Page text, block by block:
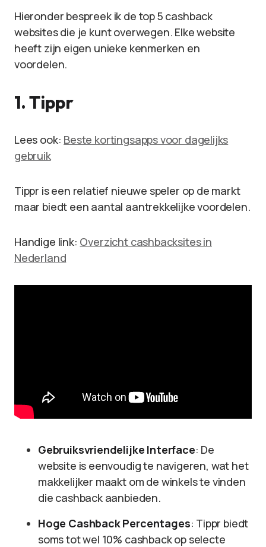
Hieronder bespreek ik de top 5 cashback
websites die je kunt overwegen. Elke website
heeft zijn eigen unieke kenmerken en
voordelen.
1.Tippr
Lees ook: Beste kortingsapps voor dagelijks
gebruik
Tippr is een relatief nieuwe speler op de markt
maar biedt een aantal aantrekkelijke voordelen.
Handige link: Overzicht cashbacksites in
Nederland
Gebruiksvriendelijke Interface: De
website is eenvoudig te navigeren, wat het
makkelijker maakt om de winkels te vinden
die cashback aanbieden.
Hoge Cashback Percentages: Tippr biedt
soms tot wel 10% cashback op selecte